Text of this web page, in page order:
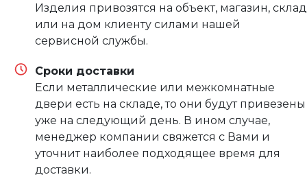
Изделия привозятся на объект, магазин, склад
или на дом клиенту силами нашей
сервисной службы.
Сроки доставки
Если металлические или межкомнатные
двери есть на складе, то они будут привезены
уже на следующий день. В ином случае,
менеджер компании свяжется с Вами и
уточнит наиболее подходящее время для
доставки.